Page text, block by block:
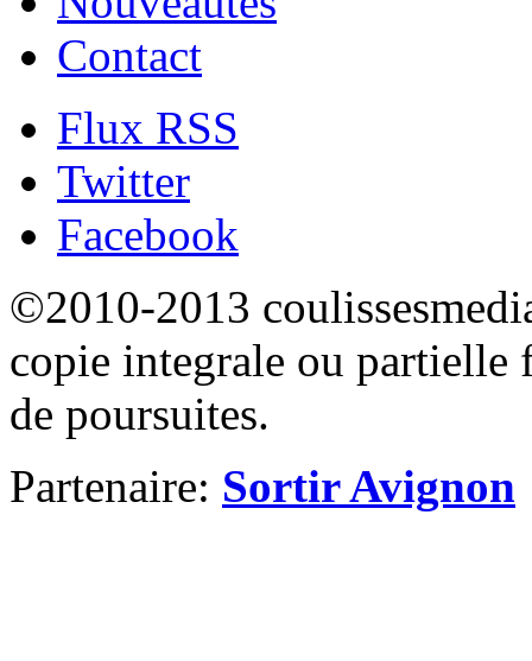
Contact
Flux RSS
Twitter
Facebook
©2010-2013
copie integrale ou partielle
de poursuites.
Partenaire: Sortir Avignon